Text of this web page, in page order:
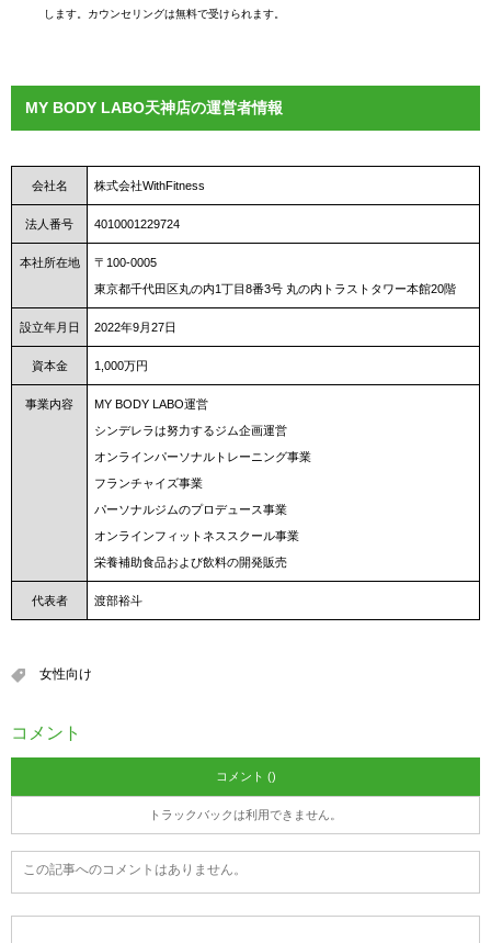
します。カウンセリングは無料で受けられます。
MY BODY LABO天神店の運営者情報
会社名 株式会社WithFitness
法人番号 4010001229724
本社所在地
〒100-0005
東京都千代田区丸の内1丁目8番3号 丸の内トラストタワー本館20階
設立年月日 2022年9月27日
資本金 1,000万円
事業内容
MY BODY LABO運営
シンデレラは努力するジム企画運営
オンラインパーソナルトレーニング事業
フランチャイズ事業
パーソナルジムのプロデュース事業
オンラインフィットネススクール事業
栄養補助食品および飲料の開発販売
代表者 渡部裕斗
女性向け
コメント
コメント ()
トラックバックは利用できません。
この記事へのコメントはありません。